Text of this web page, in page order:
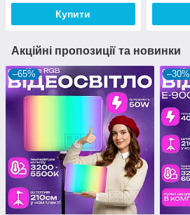
Купити
Акційні пропозиції та новинки
–65% –30%